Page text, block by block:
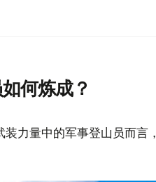
何炼成？
力量中的军事登山员而言，